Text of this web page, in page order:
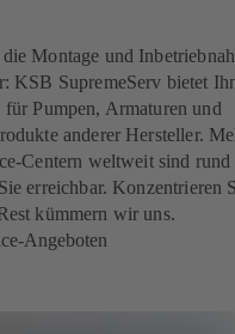
Montage und
KSB SupremeServ bietet
für Pumpen, Armaturen und
anderer Hersteller.
Centern weltweit sind rund
erreichbar. Konzentrieren
kümmern wir uns.
Angeboten